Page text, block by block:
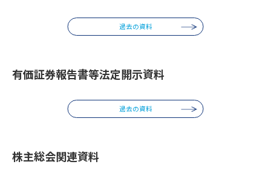
過去の資料
有価証券報告書等法定開示資料
過去の資料
株主総会関連資料